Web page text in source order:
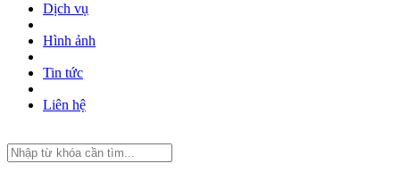
Dịch vụ
Hình ảnh
Tin tức
Liên hệ